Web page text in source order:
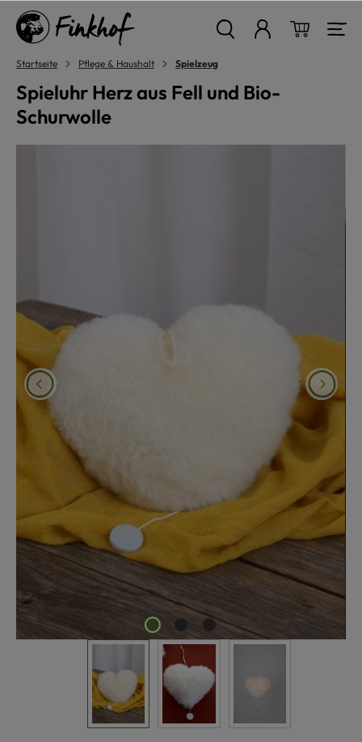
springen
Startseite Pflege & Haushalt Spielzeug
Spieluhr Herz aus Fell und Bio-
Schurwolle